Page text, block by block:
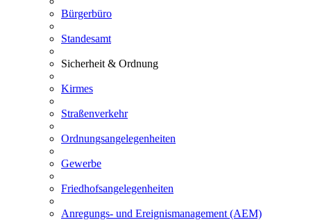
Bürgerbüro
Standesamt
Sicherheit & Ordnung
Kirmes
Straßenverkehr
Ordnungsangelegenheiten
Gewerbe
Friedhofsangelegenheiten
Anregungs- und Ereignismanagement (AEM)